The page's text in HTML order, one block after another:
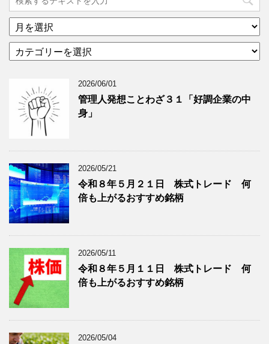
ア
ー
イ
グ
記
事
を
表
示
テ
ー
グ
記
事
を
表
示
2026/06/01
管理人発想ことわざ３１「好調企業の中
身」
2026/05/21
令和８年５月２１日 株式トレード 何
倍も上がるおすすめ銘柄
2026/05/11
令和８年５月１１日 株式トレード 何
倍も上がるおすすめ銘柄
2026/05/04